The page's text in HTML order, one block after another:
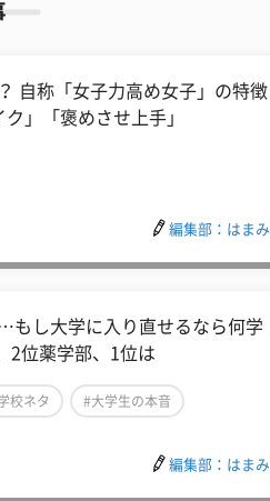
自称「女子力高め女子」の特徴
」「褒めさせ上手」
編集部：はまみ
し大学に入り直せるなら何学
2位薬学部、1位は
校ネタ #大学生の本音
編集部：はまみ